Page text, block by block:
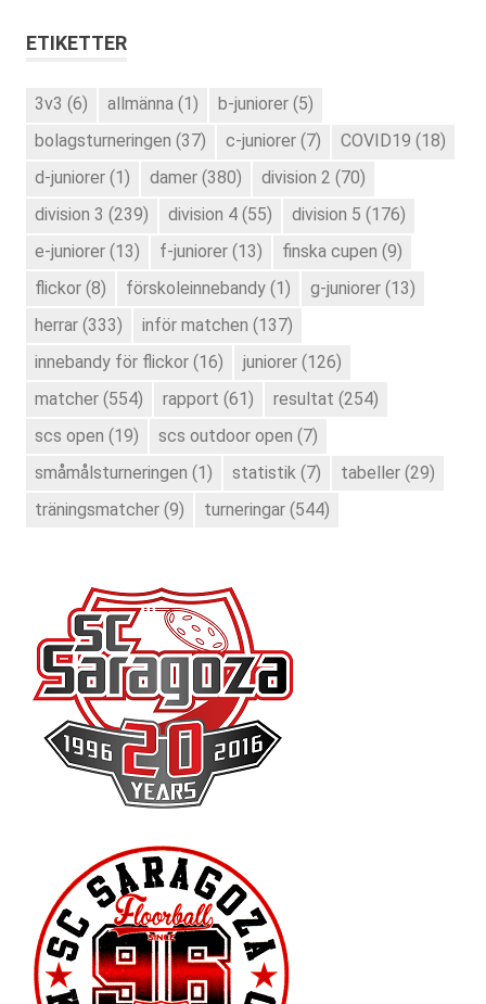
ETIKETTER
3v3 (6) allmänna (1) b-juniorer (5)
bolagsturneringen (37) c-juniorer (7) COVID19 (18)
d-juniorer (1) damer (380) division 2 (70)
division 3 (239) division 4 (55) division 5 (176)
e-juniorer (13) f-juniorer (13) finska cupen (9)
flickor (8) förskoleinnebandy (1) g-juniorer (13)
herrar (333) inför matchen (137)
innebandy för flickor (16) juniorer (126)
matcher (554) rapport (61) resultat (254)
scs open (19) scs outdoor open (7)
småmålsturneringen (1) statistik (7) tabeller (29)
träningsmatcher (9) turneringar (544)